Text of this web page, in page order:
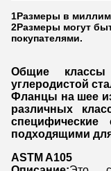
1Размеры в
2Размеры могут
покупателями.
Общие
углеродистой
Фланцы на шее
различных
подходящими
ASTM A105